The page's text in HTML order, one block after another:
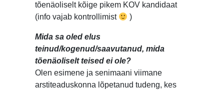
tõenäoliselt kõige pikem KOV kandidaat
(info vajab kontrollimist
)
Mida sa oled elus
teinud/kogenud/saavutanud, mida
tõenäoliselt teised ei ole?
Olen esimene ja senimaani viimane
arstiteaduskonna lõpetanud tudeng, kes